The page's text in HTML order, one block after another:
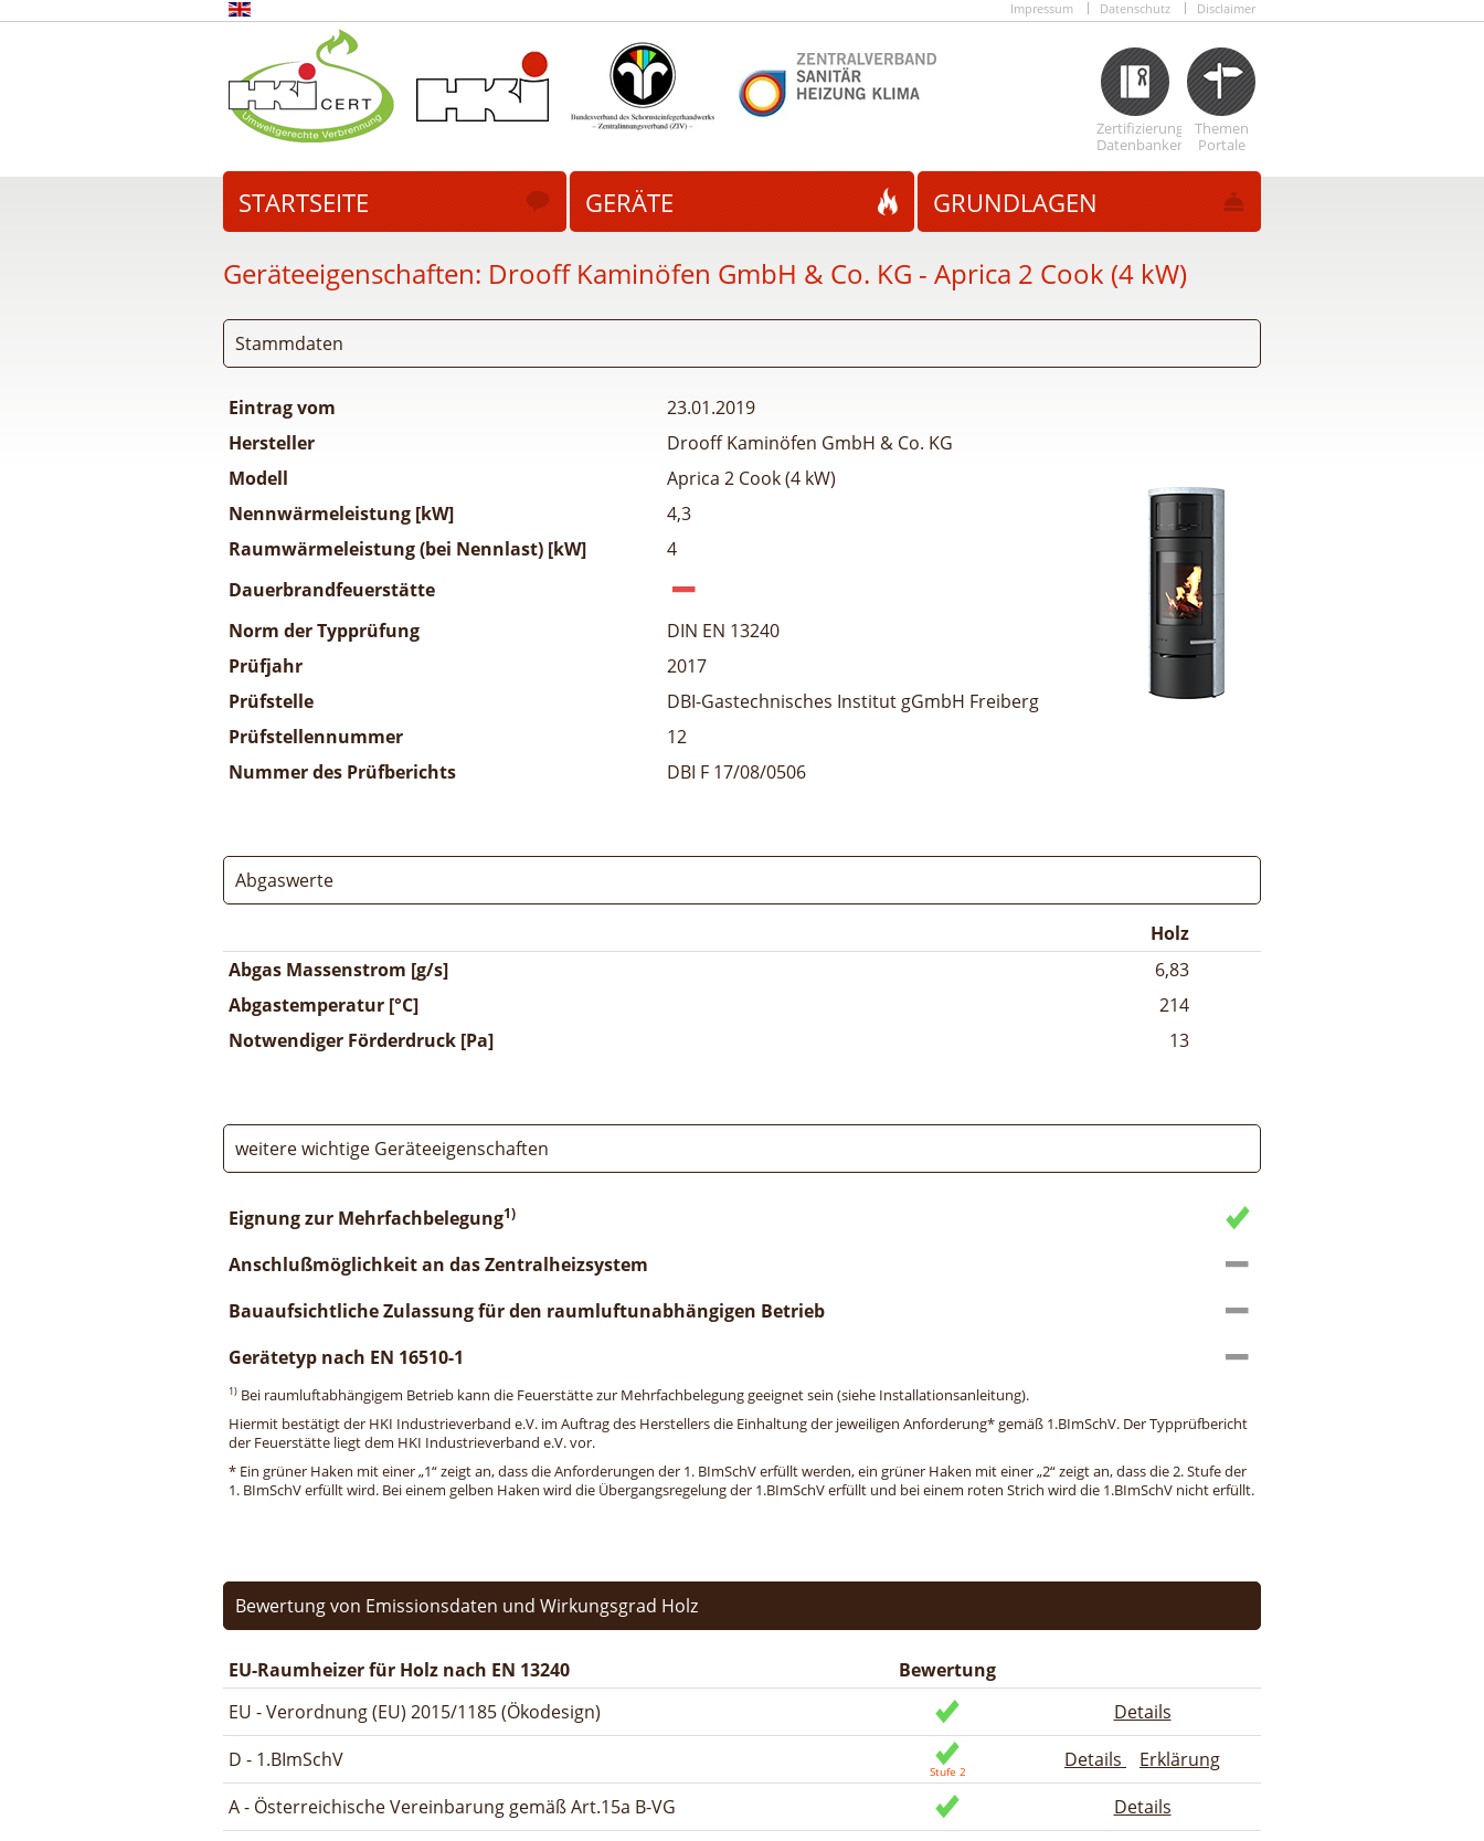
Impressum Datenschutz Disclaimer
Zertifizierungs
Datenbanken
Themen
Portale
STARTSEITE GERÄTE GRUNDLAGEN
Geräteeigenschaften: Drooff Kaminöfen GmbH & Co. KG - Aprica 2 Cook (4 kW)
Stammdaten
Eintrag vom
23.01.2019
Hersteller
Drooff Kaminöfen GmbH & Co. KG
Modell
Aprica 2 Cook (4 kW)
Nennwärmeleistung [kW]
4,3
Raumwärmeleistung (bei Nennlast) [kW]
4
Dauerbrandfeuerstätte
Norm der Typprüfung
DIN EN 13240
Prüfjahr
2017
Prüfstelle
DBI-Gastechnisches Institut gGmbH Freiberg
Prüfstellennummer
12
Nummer des Prüfberichts
DBI F 17/08/0506
Abgaswerte
Holz
Abgas Massenstrom [g/s]
6,83
Abgastemperatur [°C]
214
Notwendiger Förderdruck [Pa]
13
weitere wichtige Geräteeigenschaften
Eignung zur Mehrfachbelegung1)
Anschlußmöglichkeit an das Zentralheizsystem
Bauaufsichtliche Zulassung für den raumluftunabhängigen Betrieb
Gerätetyp nach EN 16510-1
1) Bei raumluftabhängigem Betrieb kann die Feuerstätte zur Mehrfachbelegung geeignet sein (siehe Installationsanleitung).
Hiermit bestätigt der HKI Industrieverband e.V. im Auftrag des Herstellers die Einhaltung der jeweiligen Anforderung* gemäß 1.BImSchV. Der Typprüfbericht
der Feuerstätte liegt dem HKI Industrieverband e.V. vor.
* Ein grüner Haken mit einer „1“ zeigt an, dass die Anforderungen der 1. BImSchV erfüllt werden, ein grüner Haken mit einer „2“ zeigt an, dass die 2. Stufe der
1. BImSchV erfüllt wird. Bei einem gelben Haken wird die Übergangsregelung der 1.BImSchV erfüllt und bei einem roten Strich wird die 1.BImSchV nicht erfüllt.
Bewertung von Emissionsdaten und Wirkungsgrad Holz
EU-Raumheizer für Holz nach EN 13240
Bewertung
EU - Verordnung (EU) 2015/1185 (Ökodesign)
Details
D - 1.BImSchV
Details
Erklärung
A - Österreichische Vereinbarung gemäß Art.15a B-VG
Details